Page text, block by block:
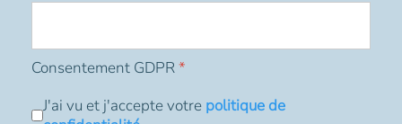
Consentement GDPR*
J'ai vu et j'accepte votre politique de